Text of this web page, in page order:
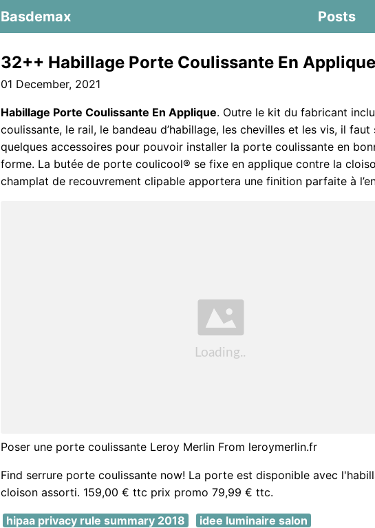
Basdemax Posts
32++ Habillage Porte Coulissante En Applique
01 December, 2021
Habillage Porte Coulissante En Applique. Outre le kit du fabricant
coulissante, le rail, le bandeau d’habillage, les chevilles et les vis, il faut
quelques accessoires pour pouvoir installer la porte coulissante en
forme. La butée de porte coulicool® se fixe en applique contre la
champlat de recouvrement clipable apportera une finition parfaite à
Poser une porte coulissante Leroy Merlin From leroymerlin.fr
Find serrure porte coulissante now! La porte est disponible avec
cloison assorti. 159,00 € ttc prix promo 79,99 € ttc.
hipaa privacy rule summary 2018
idee luminaire salon